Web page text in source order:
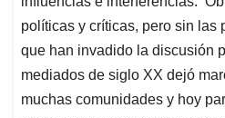
políticas y críticas, pero sin las
que han invadido la discusión
mediados de siglo XX dejó
muchas comunidades y hoy